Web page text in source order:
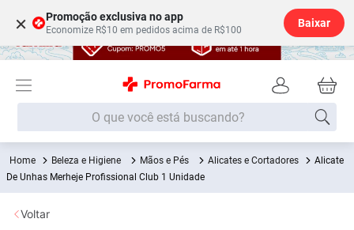
× Promoção exclusiva no app
Economize R$10 em pedidos acima de R$100
Baixar
O que você está buscando?
Beleza e Higiene Mãos e Pés Alicates e Cortadores
Alicate
De Unhas Merheje Profissional Club 1 Unidade
Voltar
Termos mais buscados
1º Fralda
2